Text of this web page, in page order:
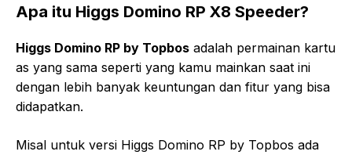
Apa itu Higgs Domino RP X8 Speeder?
Higgs Domino RP by Topbos adalah permainan kartu
as yang sama seperti yang kamu mainkan saat ini
dengan lebih banyak keuntungan dan fitur yang bisa
didapatkan.
Misal untuk versi Higgs Domino RP by Topbos ada